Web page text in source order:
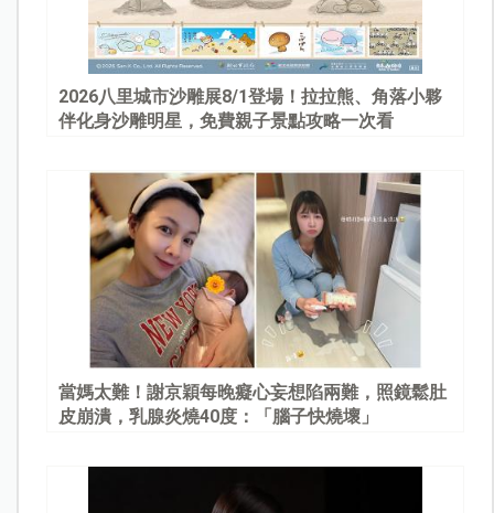
2026八里城市沙雕展8/1登場！拉拉熊、角落小夥
伴化身沙雕明星，免費親子景點攻略一次看
當媽太難！謝京穎每晚癡心妄想陷兩難，照鏡鬆肚
皮崩潰，乳腺炎燒40度：「腦子快燒壞」